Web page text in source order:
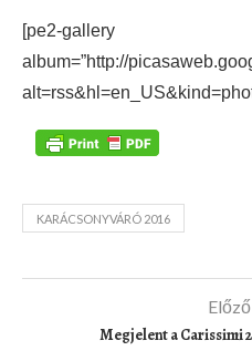
[pe2-gallery
album=”http://
KARÁCSONYVÁRÓ 2016
Megjelent a Carissimi